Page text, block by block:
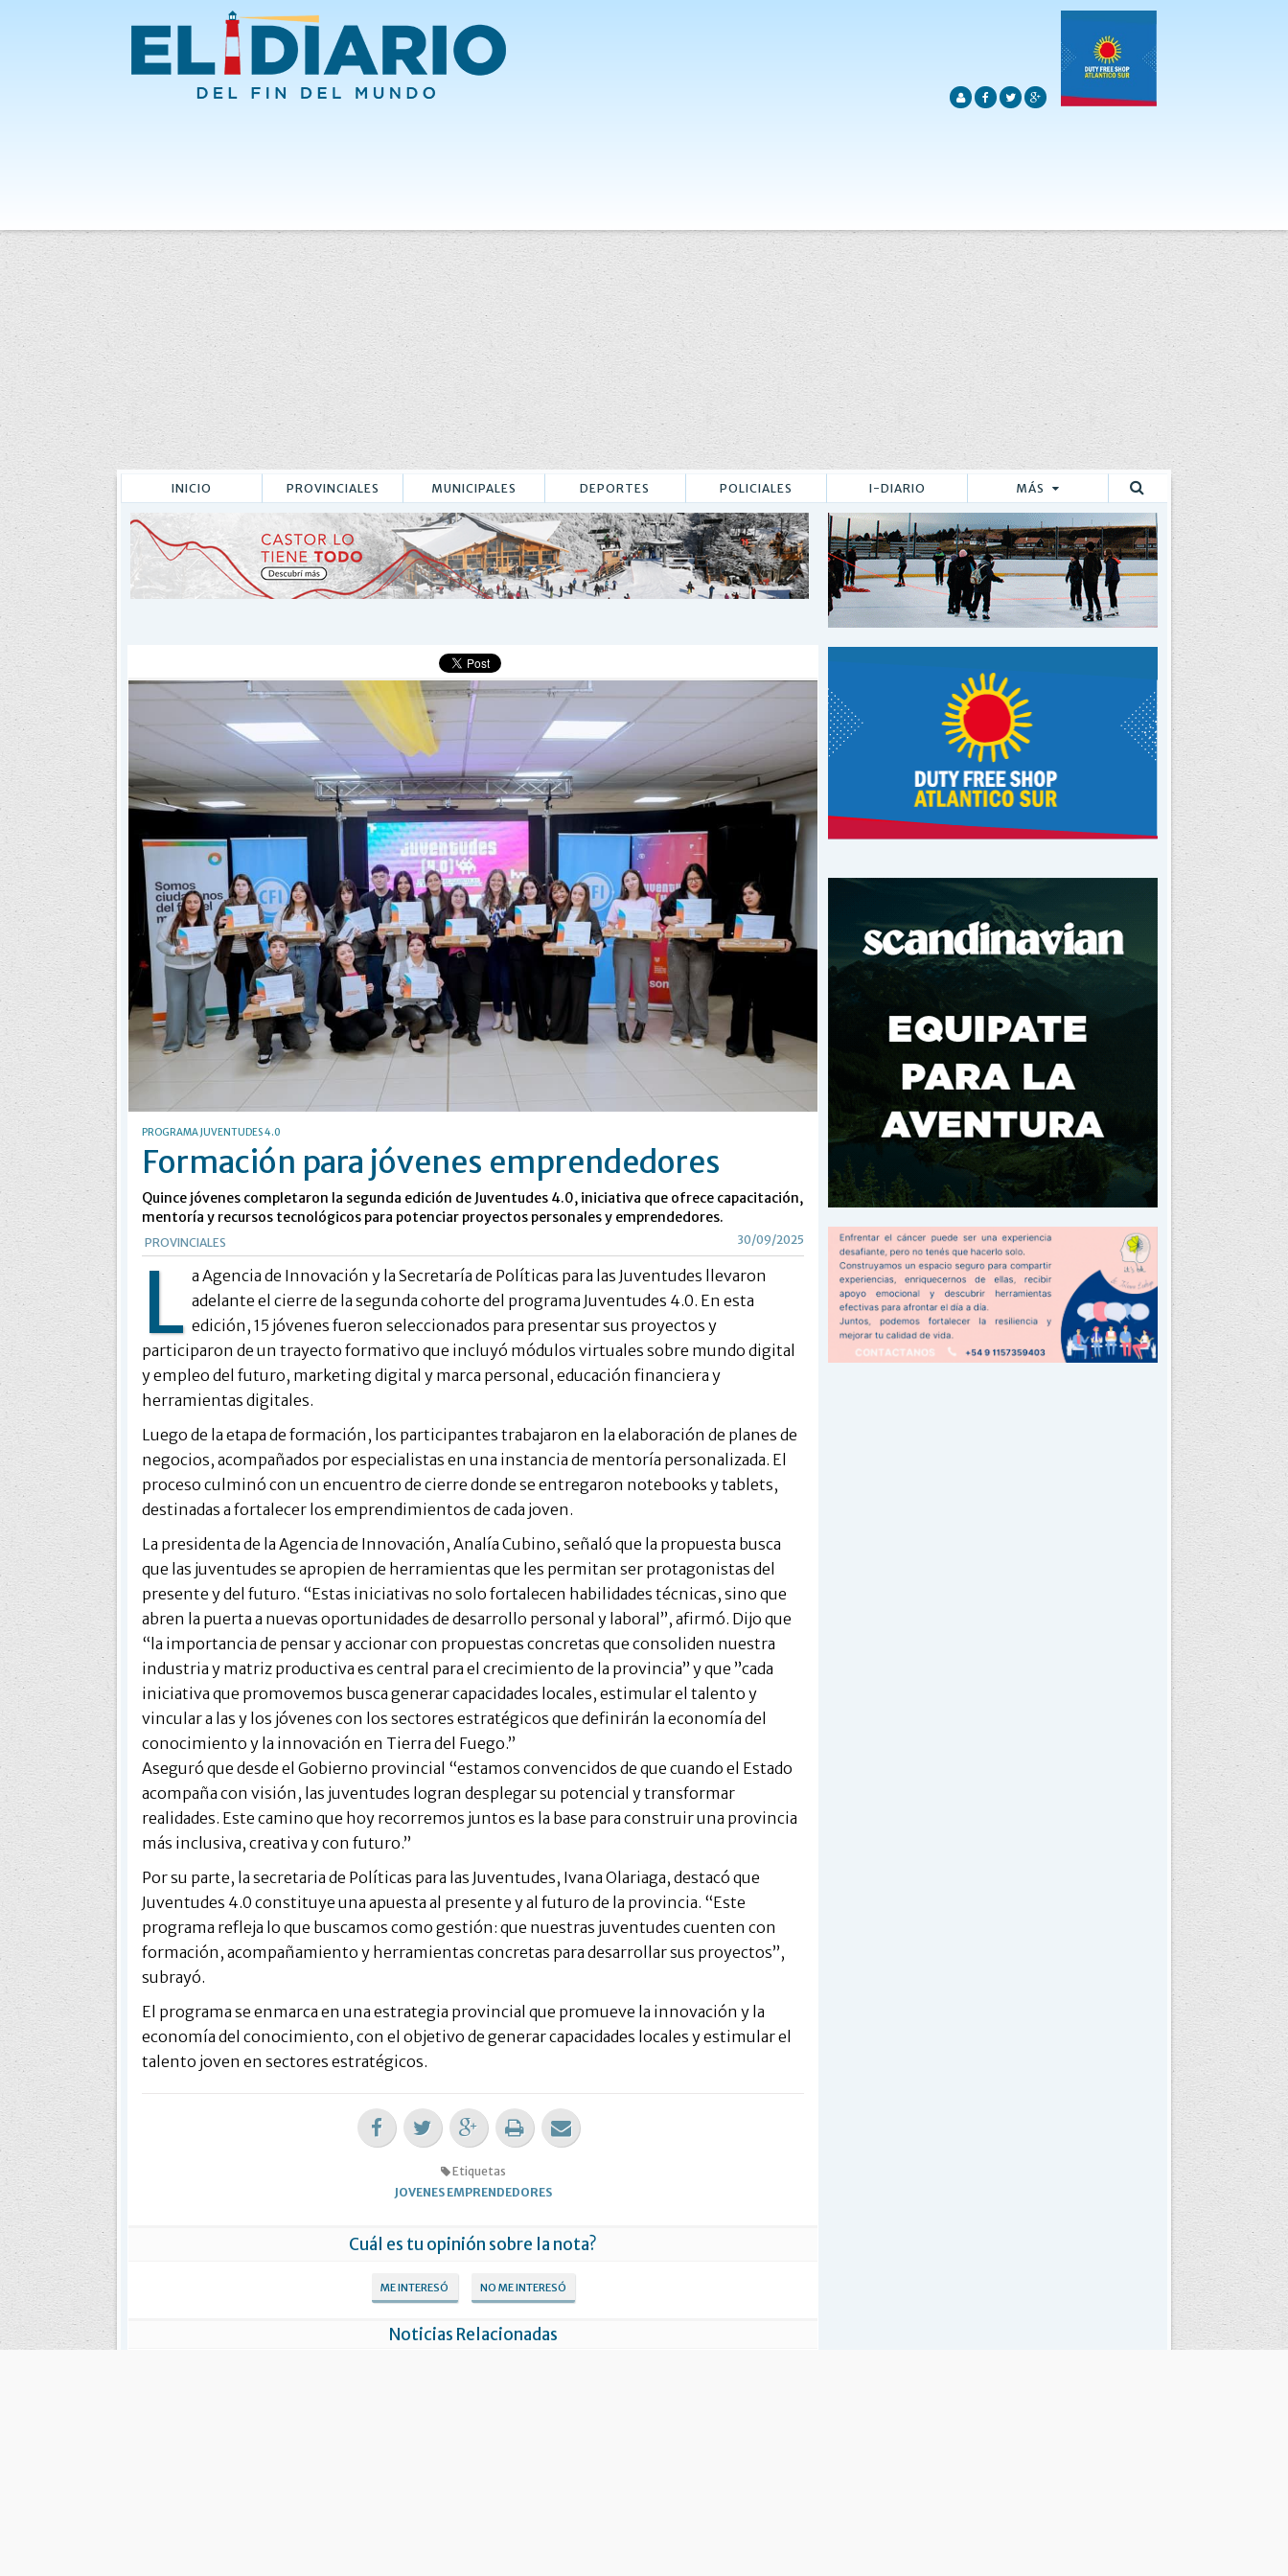
INICIO PROVINCIALES MUNICIPALES DEPORTES POLICIALES I-DIARIO MÁS
Buscar
PROGRAMA JUVENTUDES 4.0
Formación para jóvenes emprendedores
Quince jóvenes completaron la segunda edición de Juventudes 4.0, iniciativa que ofrece capacitación,
mentoría y recursos tecnológicos para potenciar proyectos personales y emprendedores.
PROVINCIALES 30/09/2025
L a Agencia de Innovación y la Secretaría de Políticas para las Juventudes llevaron
adelante el cierre de la segunda cohorte del programa Juventudes 4.0. En esta
edición, 15 jóvenes fueron seleccionados para presentar sus proyectos y
participaron de un trayecto formativo que incluyó módulos virtuales sobre mundo digital
y empleo del futuro, marketing digital y marca personal, educación financiera y
herramientas digitales.
Luego de la etapa de formación, los participantes trabajaron en la elaboración de planes de
negocios, acompañados por especialistas en una instancia de mentoría personalizada. El
proceso culminó con un encuentro de cierre donde se entregaron notebooks y tablets,
destinadas a fortalecer los emprendimientos de cada joven.
La presidenta de la Agencia de Innovación, Analía Cubino, señaló que la propuesta busca
que las juventudes se apropien de herramientas que les permitan ser protagonistas del
presente y del futuro. “Estas iniciativas no solo fortalecen habilidades técnicas, sino que
abren la puerta a nuevas oportunidades de desarrollo personal y laboral”, afirmó. Dijo que
“la importancia de pensar y accionar con propuestas concretas que consoliden nuestra
industria y matriz productiva es central para el crecimiento de la provincia” y que ”cada
iniciativa que promovemos busca generar capacidades locales, estimular el talento y
vincular a las y los jóvenes con los sectores estratégicos que definirán la economía del
conocimiento y la innovación en Tierra del Fuego.”
Aseguró que desde el Gobierno provincial “estamos convencidos de que cuando el Estado
acompaña con visión, las juventudes logran desplegar su potencial y transformar
realidades. Este camino que hoy recorremos juntos es la base para construir una provincia
más inclusiva, creativa y con futuro.”
Por su parte, la secretaria de Políticas para las Juventudes, Ivana Olariaga, destacó que
Juventudes 4.0 constituye una apuesta al presente y al futuro de la provincia. “Este
programa refleja lo que buscamos como gestión: que nuestras juventudes cuenten con
formación, acompañamiento y herramientas concretas para desarrollar sus proyectos”,
subrayó.
El programa se enmarca en una estrategia provincial que promueve la innovación y la
economía del conocimiento, con el objetivo de generar capacidades locales y estimular el
talento joven en sectores estratégicos.
Etiquetas
JOVENES EMPRENDEDORES
Cuál es tu opinión sobre la nota?
ME INTERESÓ NO ME INTERESÓ
Noticias Relacionadas